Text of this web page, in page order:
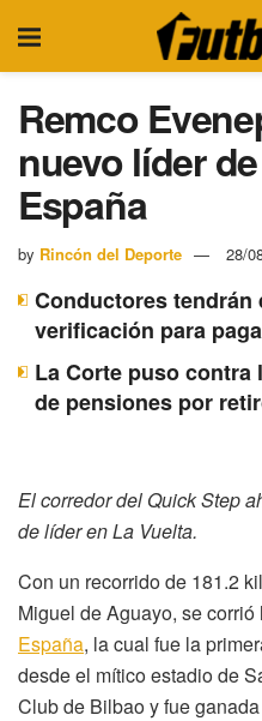
Remco
nuevo líder
España
by Rincón del Deporte 28/
Conductores tendrán
verificación para
La Corte puso
de pensiones por
El corredor del Quick Step
de líder en La Vuelta.
Con un recorrido de 181.2
Miguel de Aguayo, se
España, la cual fue la
desde el mítico estadio de
Club de Bilbao y fue